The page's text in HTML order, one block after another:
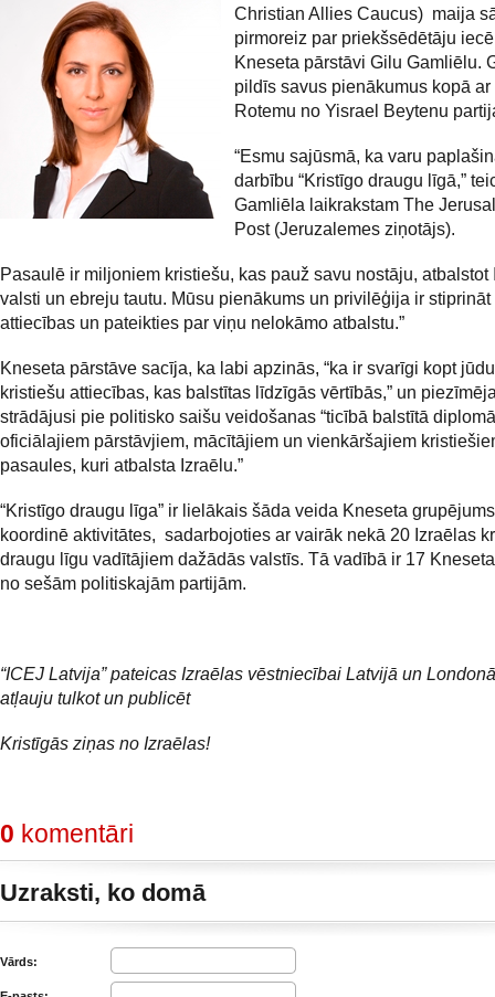
Christian Allies Caucus) maija
pirmoreiz par priekšsēdētāju
Kneseta pārstāvi Gilu Gamliēlu.
pildīs savus pienākumus kopā
Rotemu no Yisrael Beytenu
“Esmu sajūsmā, ka varu
darbību “Kristīgo draugu līgā,”
Gamliēla laikrakstam The
Post (Jeruzalemes ziņotājs).
Pasaulē ir miljoniem kristiešu, kas pauž savu nostāju, atbalstot
valsti un ebreju tautu. Mūsu pienākums un privilēģija ir stiprināt
attiecības un pateikties par viņu nelokāmo atbalstu.”
Kneseta pārstāve sacīja, ka labi apzinās, “ka ir svarīgi kopt
kristiešu attiecības, kas balstītas līdzīgās vērtībās,” un
strādājusi pie politisko saišu veidošanas “ticībā balstītā
oficiālajiem pārstāvjiem, mācītājiem un vienkāršajiem
pasaules, kuri atbalsta Izraēlu.”
“Kristīgo draugu līga” ir lielākais šāda veida Kneseta
koordinē aktivitātes, sadarbojoties ar vairāk nekā 20 Izraēlas
draugu līgu vadītājiem dažādās valstīs. Tā vadībā ir 17
no sešām politiskajām partijām.
“ICEJ Latvija” pateicas Izraēlas vēstniecībai Latvijā un
atļauju tulkot un publicēt
Kristīgās ziņas no Izraēlas!
0 komentāri
Uzraksti, ko domā
Vārds: